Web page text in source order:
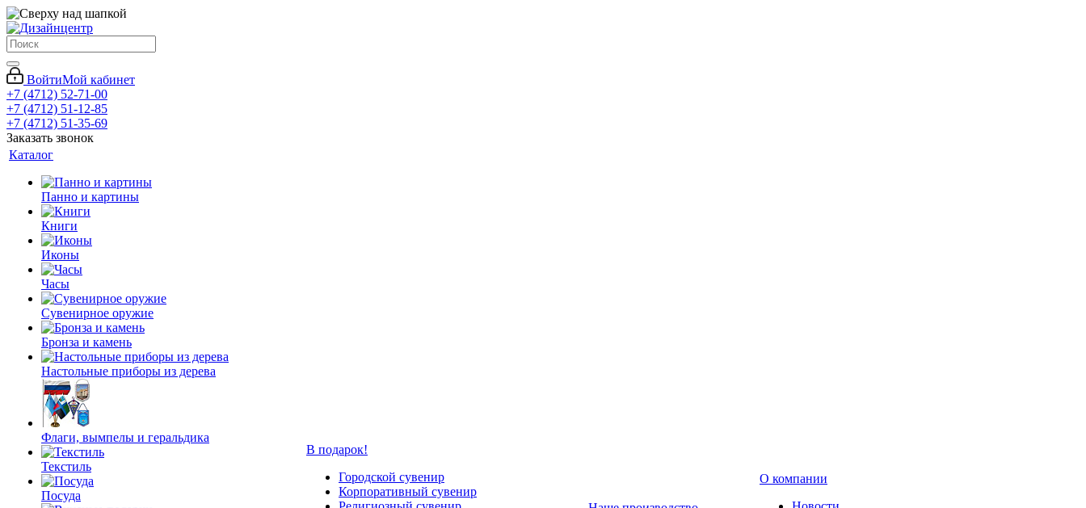
ВойтиМой кабинет
+7 (4712) 52-71-00
+7 (4712) 51-12-85
+7 (4712) 51-35-69
Заказать звонок
Каталог
Панно и картины
Книги
Иконы
Часы
Сувенирное оружие
Бронза и камень
Настольные приборы из дерева
Флаги, вымпелы и геральдика
Текстиль
Посуда
В подарок!
Городской сувенир
Корпоративный сувенир
О компании